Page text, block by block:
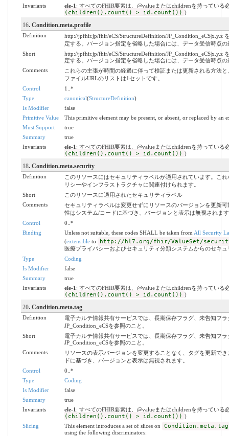
Invariants
ele-1 : すべてのFHIR要素は、@valueまたはchildrenを持っている
(children().count() > id.count()) )
16. Condition.meta.profile
Definition
http://jpfhir.jp/fhir/eCS/StructureDefinition/
定する。バージョン指定を省略した場合には、データ受信時点
Short
http://jpfhir.jp/fhir/eCS/StructureDefinition/
定する。バージョン指定を省略した場合には、データ受信時点
Comments
これらの主張が時間の経過に伴って検証または更新される方法
ファイルURLのリストは1セットです。
Control
1..*
Type
canonical(StructureDefinition)
Is Modifier
false
Primitive Value
This primitive element may be present, or absent, or replaced by an
Must Support
true
Summary
true
Invariants
ele-1 : すべてのFHIR要素は、@valueまたはchildrenを持っている
(children().count() > id.count()) )
18. Condition.meta.security
Definition
このリソースにはセキュリティラベルが適用されています。こ
リシーやインフラストラクチャに関連付けられます。
Short
このリソースに適用されたセキュリティラベル
Comments
セキュリティラベルは変更せずにリソースのバージョンを更新
性はシステム/コードに基づき、バージョンと表示は無視されま
Control
0..*
Binding
Unless not suitable, these codes SHALL be taken from All Security
(extensibleto http://hl7.org/fhir/ValueSet/
医療プライバシーおよびセキュリティ分類システムからのセキ
Type
Coding
Is Modifier
false
Summary
true
Invariants
ele-1 : すべてのFHIR要素は、@valueまたはchildrenを持っている
(children().count() > id.count()) )
20. Condition.meta.tag
Definition
電子カルテ情報共有サービスでは、長期保存フラグ、未告知フ
JP_Condition_eCSを参照のこと。
Short
電子カルテ情報共有サービスでは、長期保存フラグ、未告知フ
JP_Condition_eCSを参照のこと。
Comments
リソースの表示バージョンを変更することなく、タグを更新で
ドに基づき、バージョンと表示は無視されます。
Control
0..*
Type
Coding
Is Modifier
false
Summary
true
Invariants
ele-1 : すべてのFHIR要素は、@valueまたはchildrenを持っている
(children().count() > id.count()) )
Slicing
This element introduces a set of slices on Condition.meta.tag
using the following discriminators: